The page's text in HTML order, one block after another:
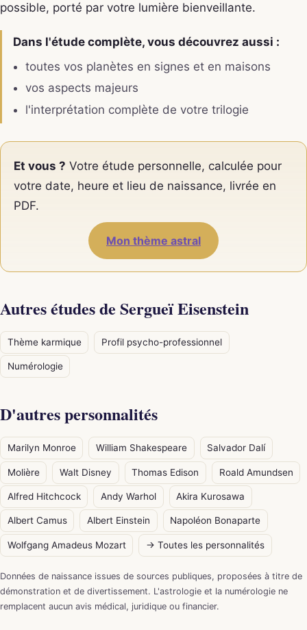
possible, porté par votre lumière bienveillante.
Dans l'étude complète, vous découvrez aussi :
toutes vos planètes en signes et en maisons
vos aspects majeurs
l'interprétation complète de votre trilogie
Et vous ? Votre étude personnelle, calculée pour
votre date, heure et lieu de naissance, livrée en
PDF.
Mon thème astral
Autres études de Sergueï Eisenstein
Thème karmique Profil psycho-professionnel
Numérologie
D'autres personnalités
Marilyn Monroe William Shakespeare Salvador Dalí
Molière Walt Disney Thomas Edison Roald Amundsen
Alfred Hitchcock Andy Warhol Akira Kurosawa
Albert Camus Albert Einstein Napoléon Bonaparte
Wolfgang Amadeus Mozart → Toutes les personnalités
Données de naissance issues de sources publiques, proposées à titre de
démonstration et de divertissement. L'astrologie et la numérologie ne
remplacent aucun avis médical, juridique ou financier.